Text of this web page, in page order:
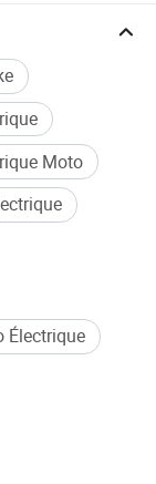
Moto
Électrique